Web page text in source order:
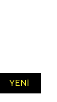
YENI